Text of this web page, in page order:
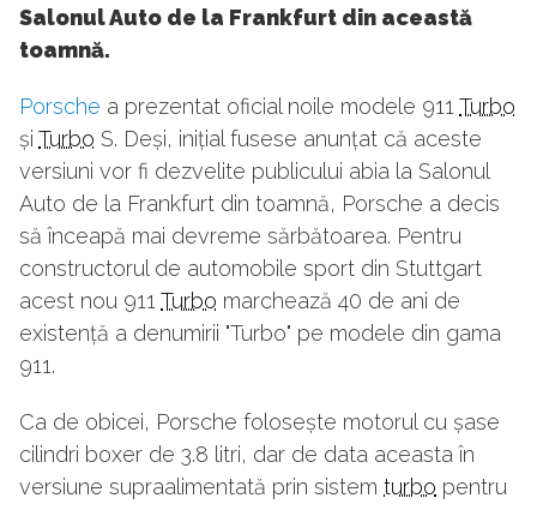
Salonul Auto de la Frankfurt din această
toamnă.
Porsche a prezentat oficial noile modele 911Turbo
și Turbo S. Deși, inițial fusese anunțat că aceste
versiuni vor fi dezvelite publicului abia la Salonul
Auto de la Frankfurt din toamnă, Porsche a decis
să înceapă mai devreme sărbătoarea. Pentru
constructorul de automobile sport din Stuttgart
acest nou 911Turbo marchează 40 de ani de
existență a denumirii "Turbo" pe modele din gama
911.
Ca de obicei, Porsche folosește motorul cu șase
cilindri boxer de 3.8 litri, dar de data aceasta în
versiune supraalimentată prin sistem turbo pentru